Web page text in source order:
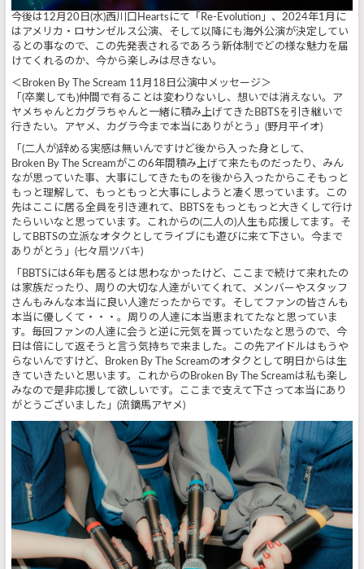
今後は12月20日(水)西川口Heartsにて「Re-Evolution」、2024年1月に
はアメリカ・ロサンゼルス公演、そして以降にも海外公演が決定してい
るとの事なので、この先発表されるであろう新体制でどの様な魅力を届
けてくれるのか、今から楽しみは尽きない。
＜Broken By The Scream 11月18日公演中メッセージ＞
「(卒業しても)仲間で有ることは変わりないし、想いでは消えない。ア
ヤメちゃんとカグラちゃんと一緒に積み上げてきたBBTSを引き継いで
行きたい。アヤメ、カグラ今まで本当にありがとう」(野月平イオ)
「(二人が)辞める実感は無いんですけど後から入った身として、
Broken By The Screamがこの6年間積み上げて来たものだったり、みん
なが思っていた事、大事にしてきたものを後から入ったからこそもっと
もっと理解して、もっともっと大事にしようと凄く思っています。この
先はここに居る全員を引き連れて、BBTSをもっともっと大きくして行け
たらいいなと思っています。これからの(二人の)人生も応援してます。そ
してBBTSの立派なオタクとしてライブにも遊びに来て下さい。今まで
ありがとう」(七々扇ツバキ)
「BBTSには6年も居るとは思わなかったけど、ここまで続けて来れたの
は家族だったり、周りの大切な人達がいてくれて、メンバーやスタッフ
さんもみんな本当に良い人達だったからです。そしてファンの皆さんも
本当に優しくて・・・。周りの人達に本当恵まれてたなと思っていま
す。毎回ファンの人達に会うと逆に元気を貰っていたなと思うので、今
日は倍にして返そうと言う気持ちで来ました。この先アイドルはもうや
らないんですけど、Broken By The Screamのオタクとして明日からは生
きていきたいと思います。これからのBroken By The Screamは私も楽し
みなので是非応援して欲しいです。ここまで支えて下さって本当にあり
がとうございました」(流鏑馬アヤメ)